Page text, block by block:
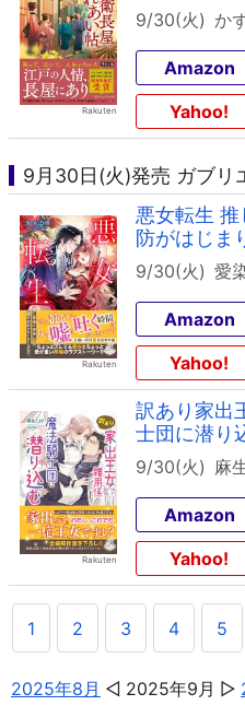
9/30(火) か
Amazon
Yahoo!
9月30日(火)発売 ガブリ
悪女転生
防がはじま
9/30(火) 愛
Amazon
Yahoo!
訳あり家出
士団に潜り
9/30(火) 麻
Amazon
Yahoo!
1 2 3 4 5
2025年8月 2025年9月